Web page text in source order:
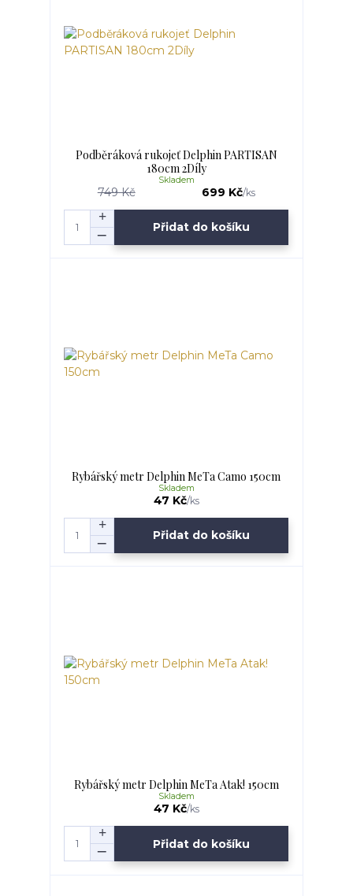
Podběráková rukojeť Delphin PARTISAN
180cm 2Díly
749 Kč 699 Kč/ks
Skladem
Přidat do košíku
Rybářský metr Delphin MeTa Camo 150cm
47 Kč/ks
Skladem
Přidat do košíku
Rybářský metr Delphin MeTa Atak! 150cm
47 Kč/ks
Skladem
Přidat do košíku